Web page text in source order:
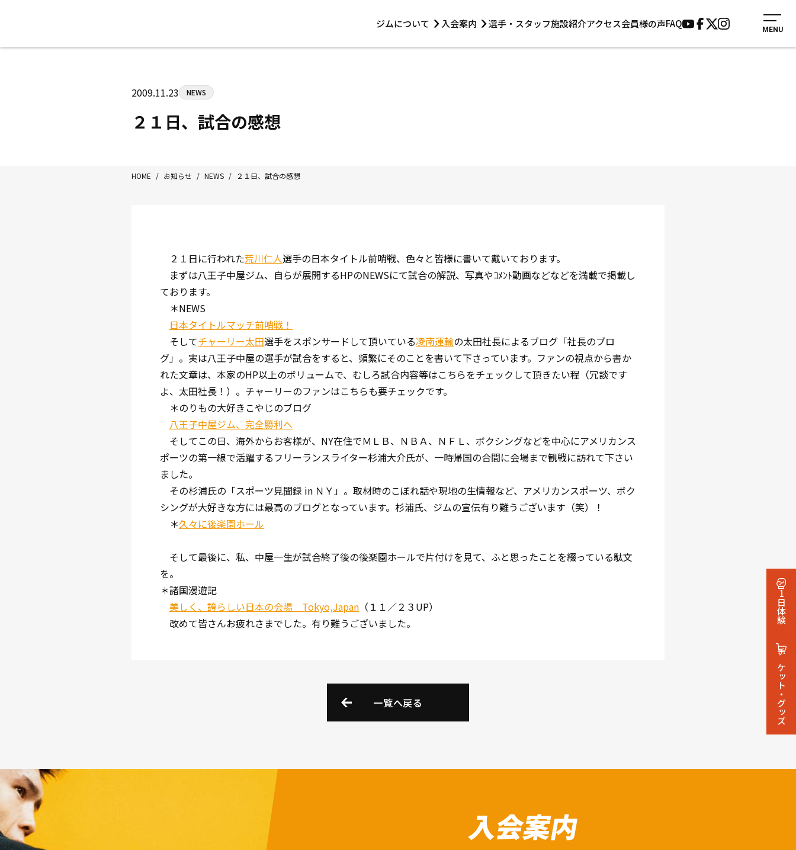
1日体験
チケット・グッズ
ジムについて 入会案内 選手・スタッフ施設紹介アクセス会員様の声FAQ MENU
Tel/Fax：042-622-7222
2009.11.23 NEWS
２１日、試合の感想
HOME / お知らせ / NEWS / ２１日、試合の感想
２１日に行われた荒川仁人選手の日本タイトル前哨戦、色々と皆様に書いて戴いております。
まずは八王子中屋ジム、自らが展開するHPのNEWSにて試合の解説、写真やｺﾒﾝﾄ動画などなどを満載で掲載し
ております。
＊NEWS
日本タイトルマッチ前哨戦！
そしてチャーリー太田選手をスポンサードして頂いている凌南運輸の太田社長によるブログ「社長のブロ
グ」。実は八王子中屋の選手が試合をすると、頻繁にそのことを書いて下さっています。ファンの視点から書か
れた文章は、本家のHP以上のボリュームで、むしろ試合内容等はこちらをチェックして頂きたい程（冗談です
よ、太田社長！）。チャーリーのファンはこちらも要チェックです。
＊のりもの大好きこやじのブログ
八王子中屋ジム、完全勝利へ
そしてこの日、海外からお客様が、NY在住でＭＬＢ、ＮＢＡ、ＮＦＬ、ボクシングなどを中心にアメリカンス
ポーツの第一線で活躍するフリーランスライター杉浦大介氏が、一時帰国の合間に会場まで観戦に訪れて下さい
ました。
その杉浦氏の「スポーツ見聞録 in ＮＹ」。取材時のこぼれ話や現地の生情報など、アメリカンスポーツ、ボク
シングが大好きな方には最高のブログとなっています。杉浦氏、ジムの宣伝有り難うございます（笑）！
＊久々に後楽園ホール
そして最後に、私、中屋一生が試合終了後の後楽園ホールで片付けを見て、ふと思ったことを綴っている駄文
を。
＊諸国漫遊記
美しく、誇らしい日本の会場 Tokyo,Japan （１１／２３UP）
改めて皆さんお疲れさまでした。有り難うございました。
一覧へ戻る
入会案内